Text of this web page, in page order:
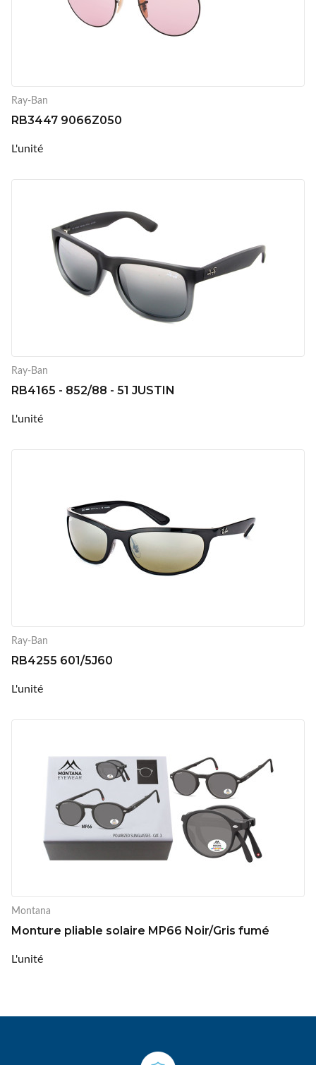
Ray-Ban
RB3447 9066Z050
L'unité
Ray-Ban
RB4165 - 852/88 - 51 JUSTIN
L'unité
Ray-Ban
RB4255 601/5J60
L'unité
Montana
Monture pliable solaire MP66 Noir/Gris fumé
L'unité